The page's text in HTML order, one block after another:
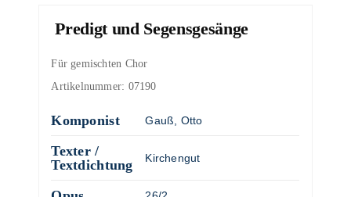
Predigt und Segensgesänge
Für gemischten Chor
Artikelnummer: 07190
Komponist Gauß, Otto
Texter /
Textdichtung
Kirchengut